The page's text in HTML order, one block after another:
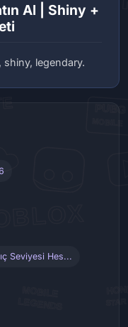
Al | Shiny +
legendary.
Seviyesi Hes...